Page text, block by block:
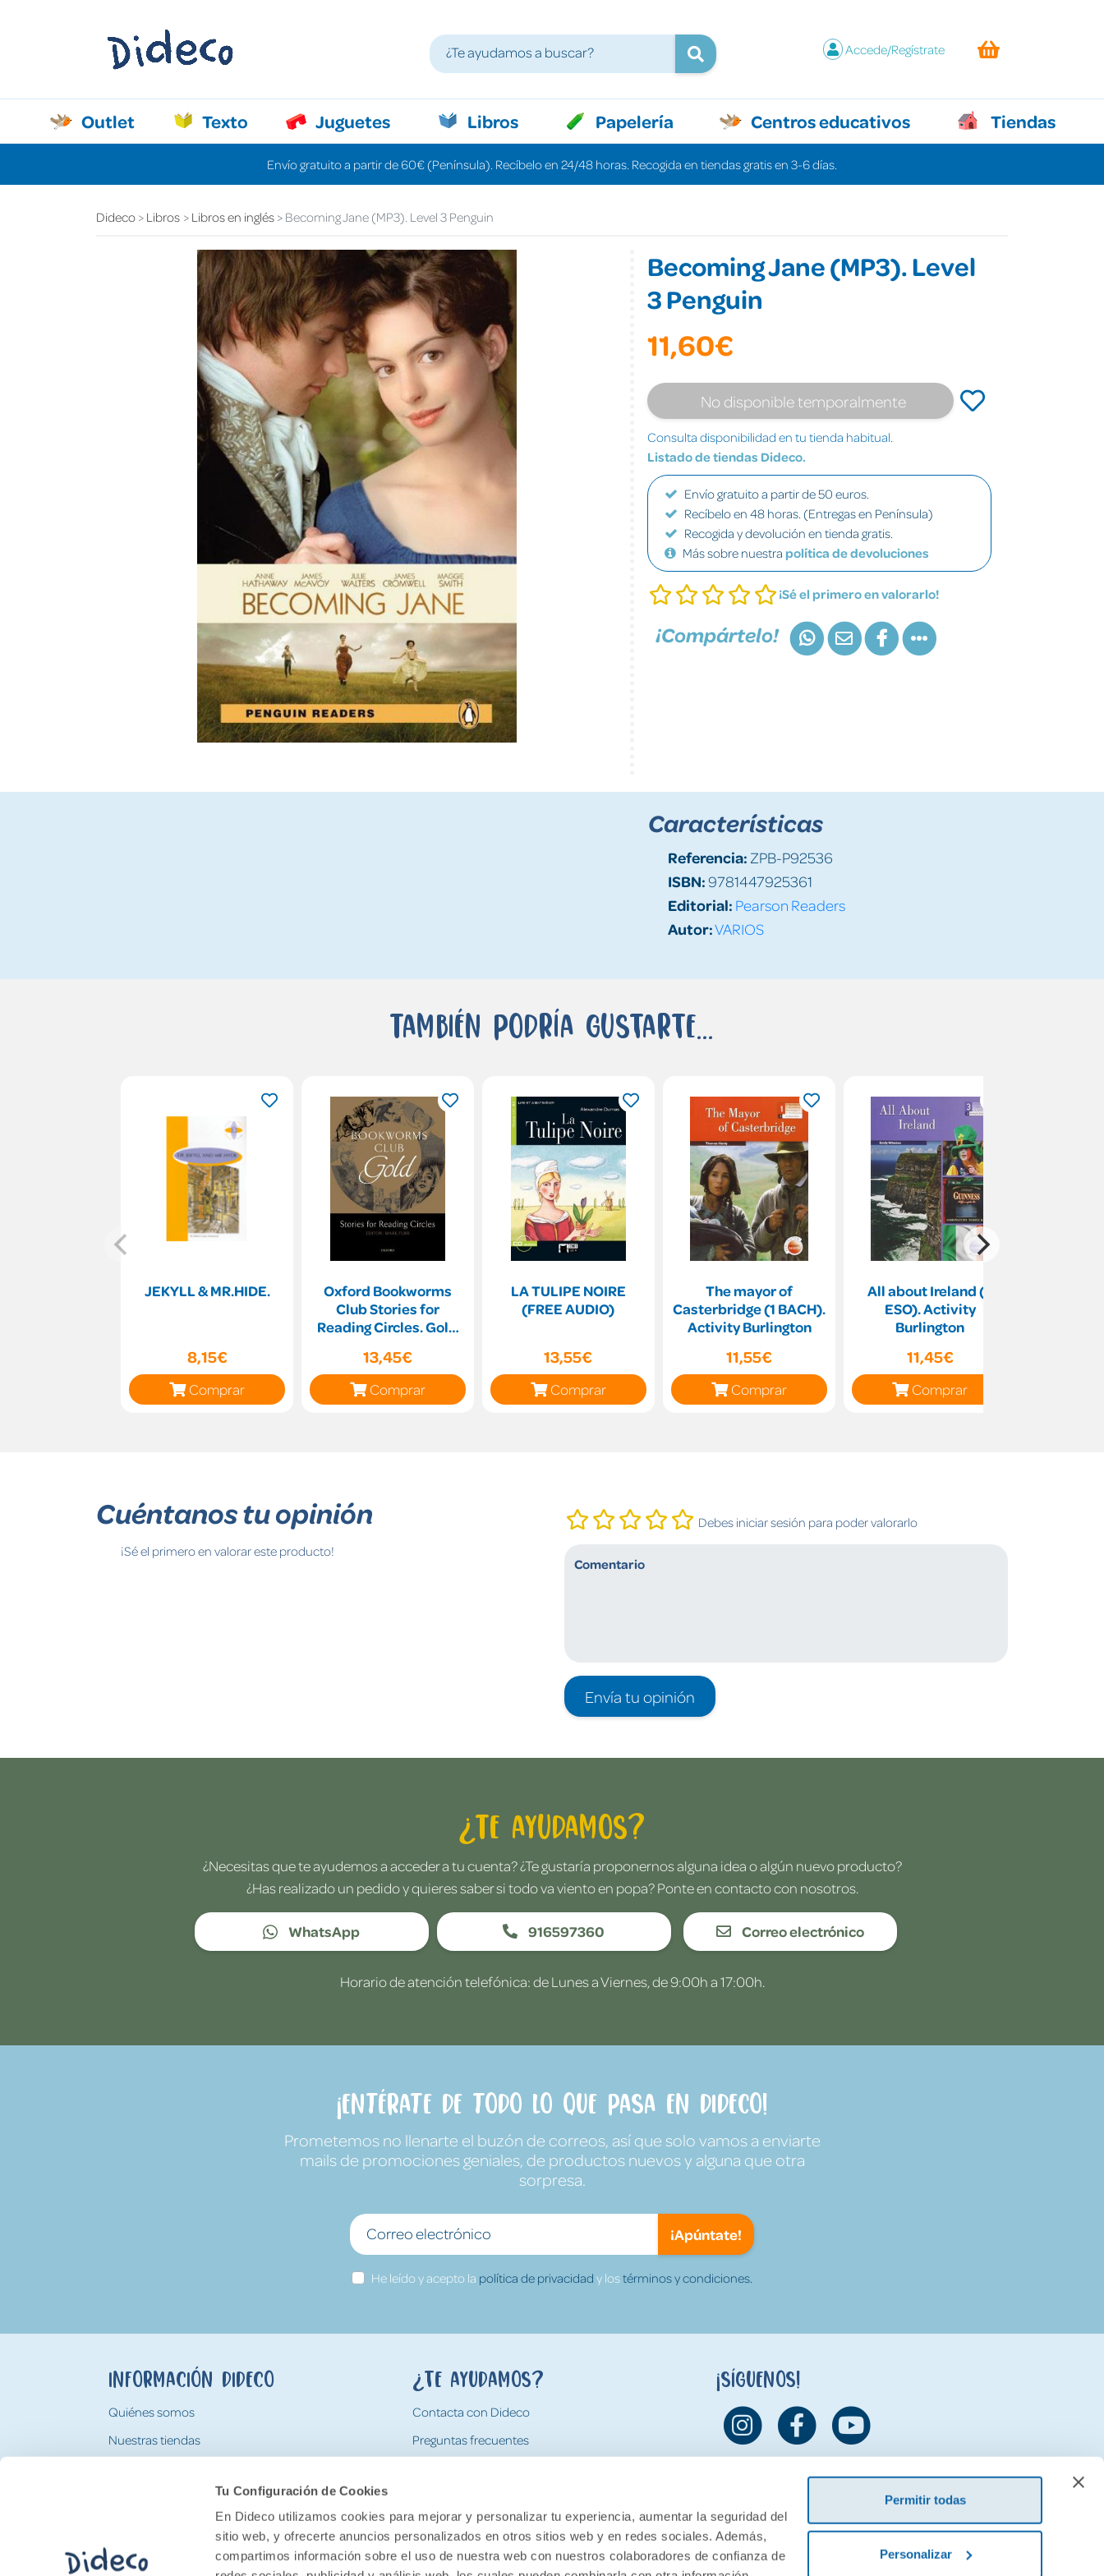
Tu Configuración de Cookies
En Dideco utilizamos cookies para mejorar y personalizar tu experiencia, aumentar la seguridad del
sitio web, y ofrecerte anuncios personalizados en otros sitios web y en redes sociales. Además,
compartimos información sobre el uso de nuestra web con nuestros colaboradores de confianza de
Permitir todas
Personalizar
Accede/Regístrate
Outlet Texto Juguetes Libros Papelería Centros educativos Tiendas
Envío gratuito a partir de 60€ (Península). Recíbelo en 24/48 horas. Recogida en tiendas gratis en 3-6 días.
Dideco Libros Libros en inglés Becoming Jane (MP3). Level 3 Penguin
Becoming Jane (MP3). Level
3 Penguin
11,60€
No disponible temporalmente
Consulta disponibilidad en tu tienda habitual.
Listado de tiendas Dideco.
Envío gratuito a partir de 50 euros.
Recíbelo en 48 horas. (Entregas en Península)
Recogida y devolución en tienda gratis.
Más sobre nuestra política de devoluciones
¡Sé el primero en valorarlo!
¡Compártelo!
Características
Referencia: ZPB-P92536
ISBN:9781447925361
Editorial: Pearson Readers
Autor:VARIOS
También podría gustarte...
JEKYLL & MR.HIDE.
8,15€
Comprar
Oxford Bookworms
Club Stories for
Reading Circles. Gold
13,45€
Comprar
LA TULIPE NOIRE
(FREE AUDIO)
13,55€
Comprar
The mayor of
Casterbridge (1 BACH).
Activity Burlington
11,55€
Comprar
All about Ireland (3
ESO). Activity
Burlington
11,45€
Comprar
Cuéntanos tu opinión
¡Sé el primero en valorar este producto!
Debes iniciar sesión para poder valorarlo
Envía tu opinión
¿Te ayudamos?
¿Necesitas que te ayudemos a acceder a tu cuenta? ¿Te gustaría proponernos alguna idea o algún nuevo producto?
¿Has realizado un pedido y quieres saber si todo va viento en popa? Ponte en contacto con nosotros.
WhatsApp 916597360 Correo electrónico
Horario de atención telefónica: de Lunes a Viernes, de 9:00h a 17:00h.
¡Entérate de todo lo que pasa en Dideco!
Prometemos no llenarte el buzón de correos, así que solo vamos a enviarte
mails de promociones geniales, de productos nuevos y alguna que otra
sorpresa.
¡Apúntate!
He leído y acepto la política de privacidad y lostérminos y condiciones.
Información Dideco
Quiénes somos
Nuestras tiendas
Tarjeta Regalo Dideco
¿Te ayudamos?
Contacta con Dideco
Preguntas frecuentes
Devoluciones
¡Síguenos!